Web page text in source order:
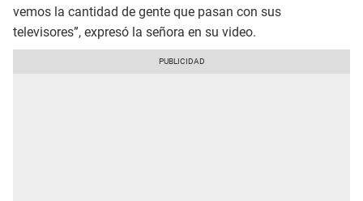
vemos la cantidad de gente que pasan con sus
televisores”, expresó la señora en su video.